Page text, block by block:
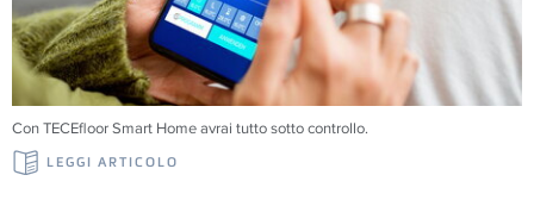
Con TECEfloor Smart Home avrai tutto sotto controllo.
LEGGI ARTICOLO